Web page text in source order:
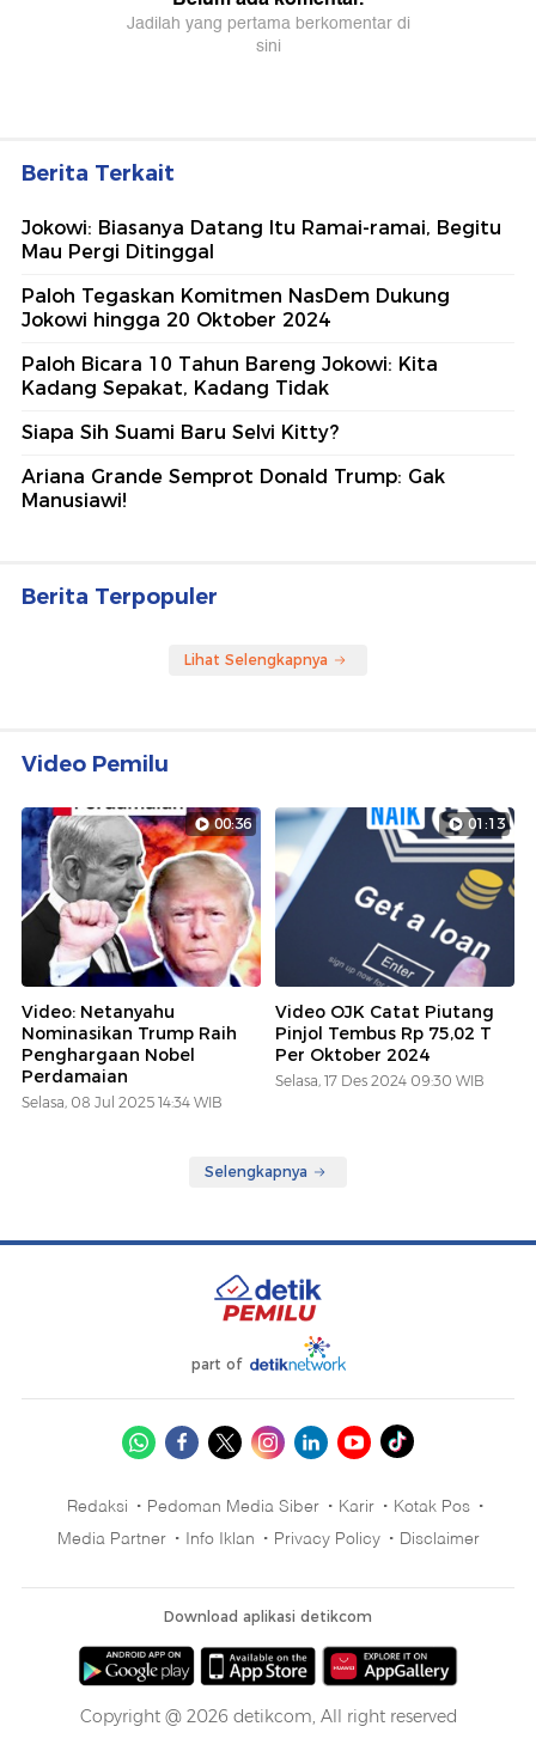
Berita Terkait
Jokowi: Biasanya Datang Itu Ramai-ramai, Begitu
Mau Pergi Ditinggal
Paloh Tegaskan Komitmen NasDem Dukung
Jokowi hingga 20 Oktober 2024
Paloh Bicara 10 Tahun Bareng Jokowi: Kita
Kadang Sepakat, Kadang Tidak
Siapa Sih Suami Baru Selvi Kitty?
Ariana Grande Semprot Donald Trump: Gak
Manusiawi!
Berita Terpopuler
Lihat Selengkapnya
Video Pemilu
00:36
Video: Netanyahu
Nominasikan Trump Raih
Penghargaan Nobel
Perdamaian
Selasa, 08 Jul 2025 14:34 WIB
01:13
Video OJK Catat Piutang
Pinjol Tembus Rp 75,02 T
Per Oktober 2024
Selasa, 17 Des 2024 09:30 WIB
Selengkapnya
part of
Redaksi Pedoman Media Siber Karir
Kotak Pos
Media Partner
Info Iklan Privacy Policy Disclaimer
Download aplikasi detikcom
Copyright @ 2026 detikcom, All right reserved